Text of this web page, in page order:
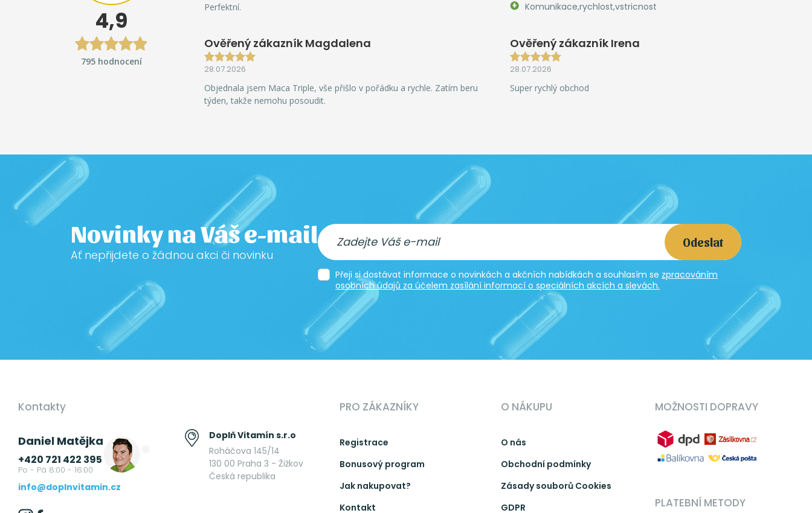
4,9
795 hodnocení
Perfektní.
Komunikace,rychlost,vstricnost
Ověřený zákazník Magdalena
28.07.2026
Objednala jsem Maca Triple, vše přišlo v pořádku a rychle. Zatím beru
týden, takže nemohu posoudit.
Ověřený zákazník Irena
28.07.2026
Super rychlý obchod
Novinky na Váš e-mail
Ať nepřijdete o žádnou akci či novinku
Odeslat
Přeji si dostávat informace o novinkách a akčních nabídkách a souhlasím se zpracováním
osobních údajů za účelem zasílání informací o speciálních akcích a slevách.
Kontakty
Daniel Matějka
+420 721 422 395
Po - Pá 8:00 - 16:00
info@doplnvitamin.cz
Doplň Vitamín s.r.o
Roháčova 145/14
130 00 Praha 3 - Žižkov
Česká republika
PRO ZÁKAZNÍKY
Registrace
Bonusový program
Jak nakupovat?
Kontakt
O NÁKUPU
O nás
Obchodní podmínky
Zásady souborů Cookies
GDPR
MOŽNOSTI DOPRAVY
PLATEBNÍ METODY